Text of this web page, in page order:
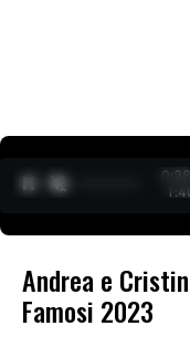
Andrea e
Famosi 2023